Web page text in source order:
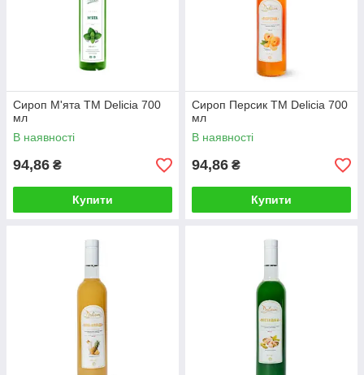
Сироп М'ята TM Delicia 700
мл
В наявності
94,86 ₴
Купити
Сироп Персик TM Delicia 700
мл
В наявності
94,86 ₴
Купити